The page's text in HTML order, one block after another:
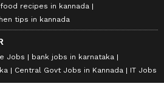
food recipes in kannada
tips in kannada
Jobs
bank jobs in karnataka
Central Govt Jobs in Kannada IT Jobs